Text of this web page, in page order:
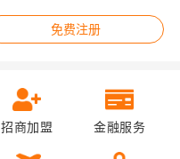
免费注册
招商加盟 金融服务